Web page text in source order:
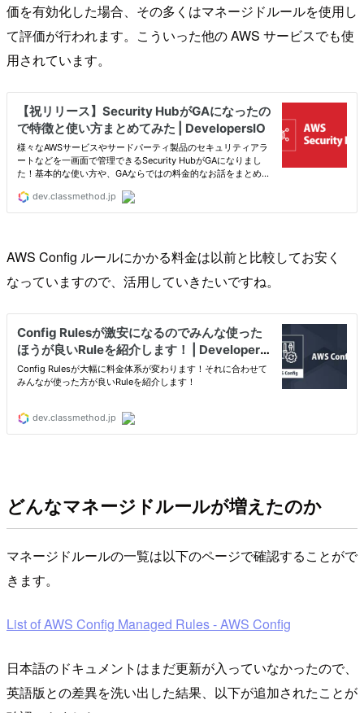
価を有効化した場合、その多くはマネージドルールを使用し
て評価が行われます。こういった他の AWS サービスでも使
用されています。
AWS Config ルールにかかる料金は以前と比較してお安く
なっていますので、活用していきたいですね。
どんなマネージドルールが増えたのか
マネージドルールの一覧は以下のページで確認することがで
きます。
List of AWS Config Managed Rules - AWS Config
日本語のドキュメントはまだ更新が入っていなかったので、
英語版との差異を洗い出した結果、以下が追加されたことが